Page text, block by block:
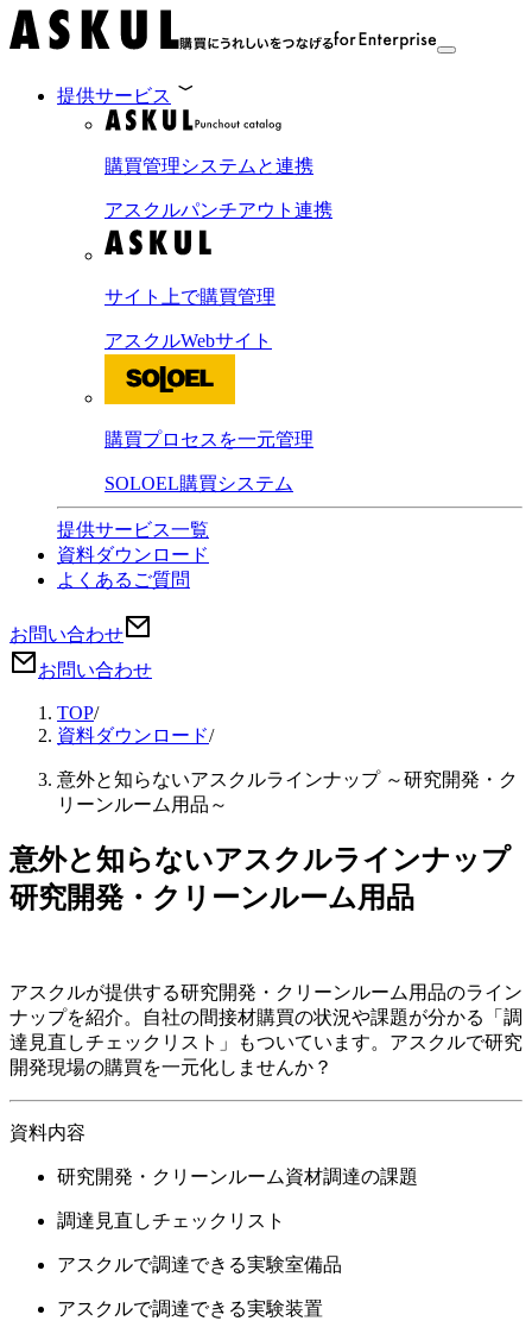
提供サービス
購買管理システムと連携
アスクルパンチアウト連携
サイト上で購買管理
アスクルWebサイト
購買プロセスを一元管理
SOLOEL購買システム
提供サービス一覧
資料ダウンロード
よくあるご質問
お問い合わせ
お問い合わせ
TOP/
資料ダウンロード/
意外と知らないアスクルラインナップ ～研究開発・ク
リーンルーム用品～
意外と知らないアスクルラインナップ
研究開発・クリーンルーム用品
アスクルが提供する研究開発・クリーンルーム用品のライン
ナップを紹介。自社の間接材購買の状況や課題が分かる「調
達見直しチェックリスト」もついています。アスクルで研究
開発現場の購買を一元化しませんか？
資料内容
研究開発・クリーンルーム資材調達の課題
調達見直しチェックリスト
アスクルで調達できる実験室備品
アスクルで調達できる実験装置